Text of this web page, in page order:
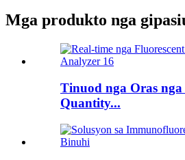
Mga produkto nga
Tinuod nga Oras nga
Quantity...